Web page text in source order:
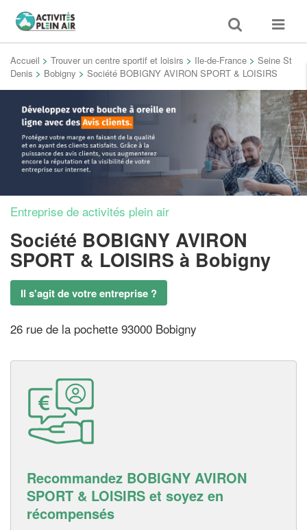
Toggle
search
Toggle
Accueil > Trouver un centre sportif et loisirs > Ile-de-France > Seine St
Denis > Bobigny > Société BOBIGNY AVIRON SPORT & LOISIRS
Entreprise de activités plein air
Société BOBIGNY AVIRON
SPORT & LOISIRS à Bobigny
Il s'agit de votre entreprise ?
26 rue de la pochette 93000 Bobigny
Recommandez BOBIGNY AVIRON
SPORT & LOISIRS et soyez en
récompensés